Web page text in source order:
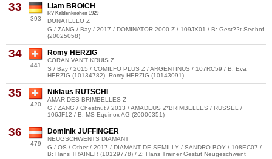
33
393
Liam BROICH
RV Kaldenkirchen 1929
DONATELLO Z
G / ZANG / Bay / 2017 / DOMINATOR 2000 Z / 109JX01 / B: Gest??t Seehof
(20025058)
34
441
Romy HERZIG
CORAN VAN'T KRUIS Z
S / Bay / 2015 / COMILFO PLUS Z / ARGENTINUS / 107RC59 / B: Eva
HERZIG (10134782), Romy HERZIG (10143091)
35
420
Niklaus RUTSCHI
AMAR DES BRIMBELLES Z
G / ZANG / Chestnut / 2013 / AMADEUS Z*BRIMBELLES / RUSSEL /
106JF12 / B: MS Equinox AG (20006351)
36
479
Dominik JUFFINGER
NEUGSCHWENTS DIAMANT
G / OS / Other / 2017 / DIAMANT DE SEMILLY / SANDRO BOY / 108EC07 /
B: Hans TRAINER (10129778) / Z: Hans Trainer Gestüt Neugeschwent